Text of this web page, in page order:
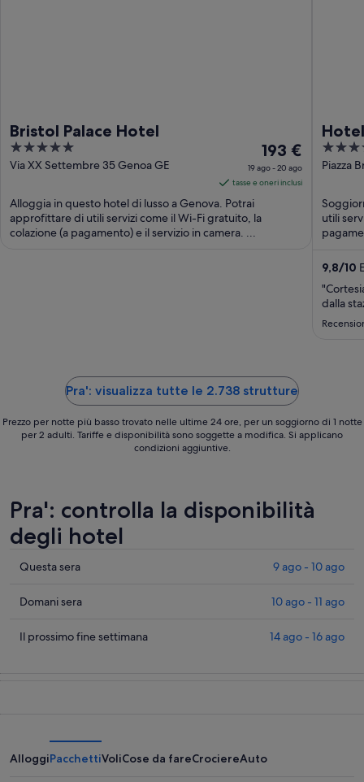
Bristol Palace Hotel
5
out
5
Via XX Settembre 35 Genoa GE
Il
prezzo
è
a
193 €
19 ago - 20 ago
tasse e oneri inclusi
Alloggia in questo hotel di lusso a Genova. Potrai
approfittare di utili servizi come il Wi-Fi gratuito, la
colazione (a pagamento) e il servizio in camera. ...
4
out
5
Piazza
utili
9,8/10
dalla
Pra': visualizza tutte le 2.738 strutture
Prezzo per notte più basso trovato nelle ultime 24 ore, per un soggiorno di 1 notte
per 2 adulti. Tariffe e disponibilità sono soggette a modifica. Si applicano
condizioni aggiuntive.
Pra': controlla la disponibilità
degli hotel
Cerca
prezzi
Pra'
ago
Questa sera 9 ago - 10 ago
Cerca
prezzi
ago
Domani sera 10 ago - 11 ago
Cerca
prossimo
Il prossimo fine settimana 14 ago - 16 ago
AlloggiPacchettiVoliCose da fareCrociereAuto